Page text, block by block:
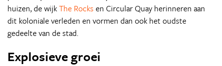
huizen, de wijkThe Rocks en Circular Quay herinneren aan
dit koloniale verleden en vormen dan ook het oudste
gedeelte van de stad.
Explosieve groei